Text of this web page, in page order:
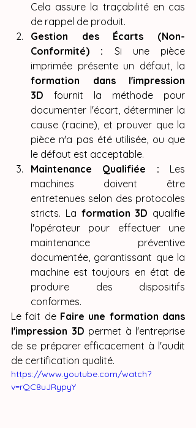
Cela assure la traçabilité en cas
de rappel de produit.
Gestion des Écarts (Non-
Conformité) : Si une pièce
formation dans l'impression
3D fournit la méthode pour
documenter l'écart, déterminer la
cause (racine), et prouver que la
pièce n'a pas été utilisée, ou que
le défaut est acceptable.
Maintenance Qualifiée : Les
machines doivent être
entretenues selon des protocoles
stricts. La formation 3D qualifie
l'opérateur pour effectuer une
maintenance préventive
documentée, garantissant que la
machine est toujours en état de
produire des dispositifs
conformes.
Le fait de Faire une formation dans
l'impression 3D permet à l'entreprise
de se préparer efficacement à l'audit
de certification qualité.
https://www.youtube.com/watch?
v=rQC8uJRypyY